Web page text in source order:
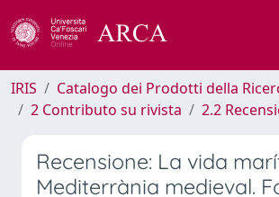
IRIS
Catalogo dei Prodotti della
2 Contributo su rivista
2.2
Recensione: La vida
Mediterrània medieval.